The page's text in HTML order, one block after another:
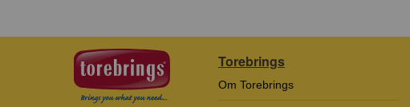
Torebrings
Om Torebrings